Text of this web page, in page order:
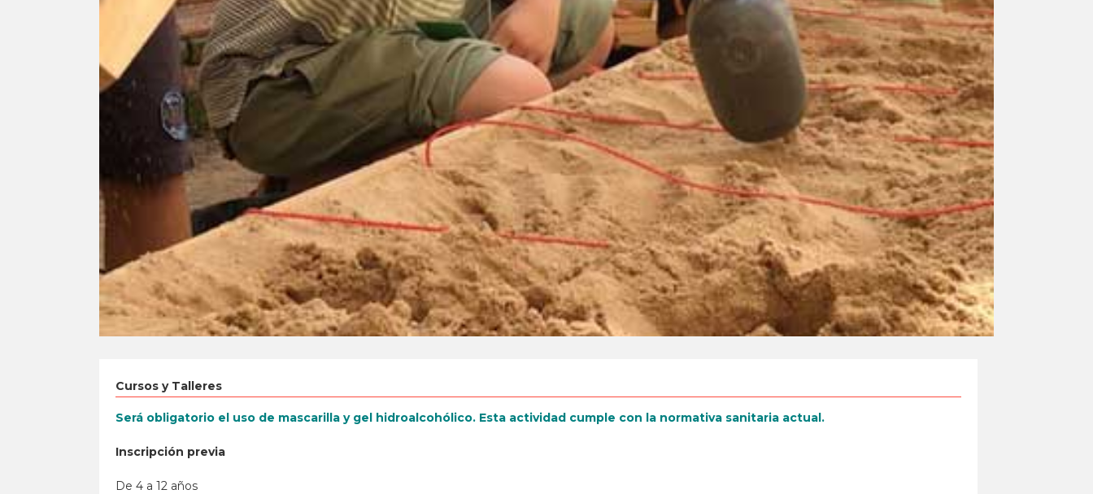
Cursos y Talleres
Será obligatorio el uso de mascarilla y gel hidroalcohólico. Esta actividad cumple con la normativa sanitaria actual.
Inscripción previa
De 4 a 12 años